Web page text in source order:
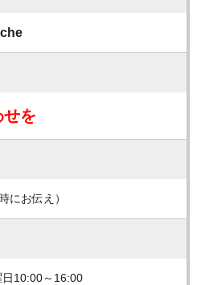
を
にお伝え）
10:00～16:00